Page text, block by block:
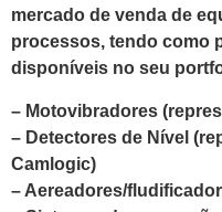
mercado de venda de
processos, tendo como
disponíveis no seu
– Motovibradores
– Detectores de Nível
Camlogic)
– Aereadores/